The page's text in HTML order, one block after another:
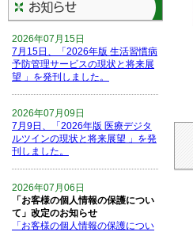
2026年07月15日
7月15日、「2026年版 生活習慣病
予防管理サービスの現状と将来展
望 」を発刊しました。
2026年07月09日
7月9日、「2026年版 医療デジタ
ルツインの現状と将来展望 」を発
刊しました。
2026年07月06日
「お客様の個人情報の保護につい
て」改定のお知らせ
「お客様の個人情報の保護につい